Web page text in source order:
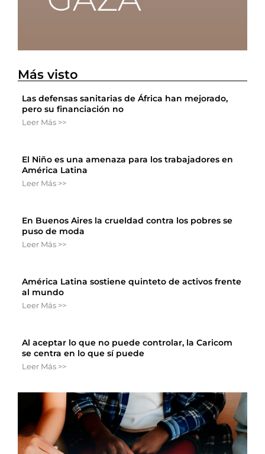
Más visto
Las defensas sanitarias de África han mejorado,
pero su financiación no
Leer Más >>
El Niño es una amenaza para los trabajadores en
América Latina
Leer Más >>
En Buenos Aires la crueldad contra los pobres se
puso de moda
Leer Más >>
América Latina sostiene quinteto de activos frente
al mundo
Leer Más >>
Al aceptar lo que no puede controlar, la Caricom
se centra en lo que sí puede
Leer Más >>